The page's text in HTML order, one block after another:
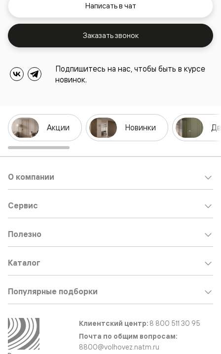
Написать в чат
Заказать звонок
Подпишитесь на нас, чтобы быть в курсе
новинок.
Акции Новинки
О компании
Сервис
Полезно
Каталог
Популярные подборки
Клиентский центр: 8 800 511 30 95
Почта по общим вопросам:
8800@volhovez.natm.ru